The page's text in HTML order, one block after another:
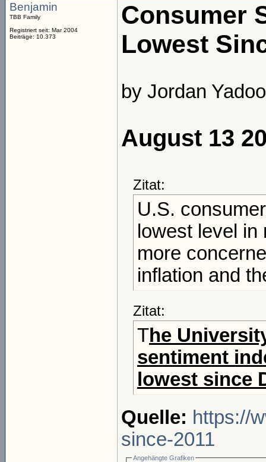
Benjamin
TBB Family
Registriert seit: Mar 2004
Beiträge: 10.373
Consumer
Lowest
by Jordan Yadoo
August 13
Zitat:
U.S.
lowest level
more
inflation and
Zitat:
The
sentiment
lowest since
Quelle: https://
since-2011
Angehängte Grafiken